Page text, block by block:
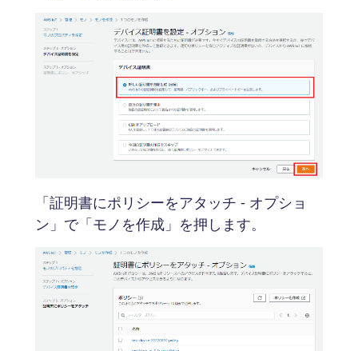
「証明書にポリシーをアタッチ - オプショ
ン」で「モノを作成」を押します。